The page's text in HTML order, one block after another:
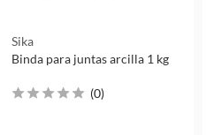
Sika
Binda para juntas arcilla 1 kg
(0)